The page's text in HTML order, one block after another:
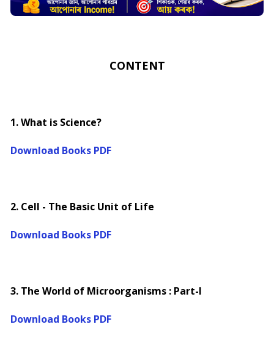
CONTENT
1. What is Science?
Download Books PDF
2. Cell - The Basic Unit of Life
Download Books PDF
3. The World of Microorganisms : Part-I
Download Books PDF